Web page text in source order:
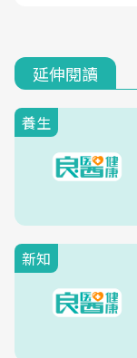
延伸閱讀
養生
新知